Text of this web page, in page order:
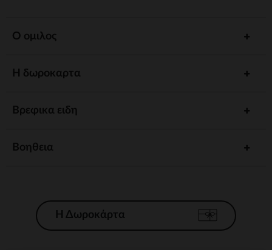
Ο ομιλος
Η δωροκαρτα
Βρεφικα ειδη
Βοηθεια
Η Δωροκάρτα